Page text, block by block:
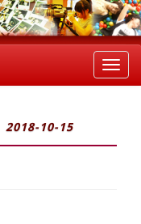
2018-10-15